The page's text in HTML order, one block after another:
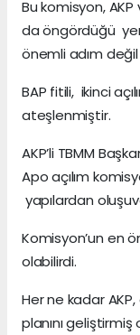
Bu komisyon, AKP
da öngördüğü
önemli adım
BAP fitili, ikinci
ateşlenmiştir.
AKP’li TBMM
Apo açılım
yapılardan
Komisyon’un en
olabilirdi.
Her ne kadar
planını geliştirmiş